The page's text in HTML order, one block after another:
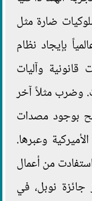
ضارة مثل
بإيجاد نظام
قانونية وآليات
وضرب مثلاً آخر
بوجود مصدات
وعبرها.
من أعمال
جائزة نوبل، في